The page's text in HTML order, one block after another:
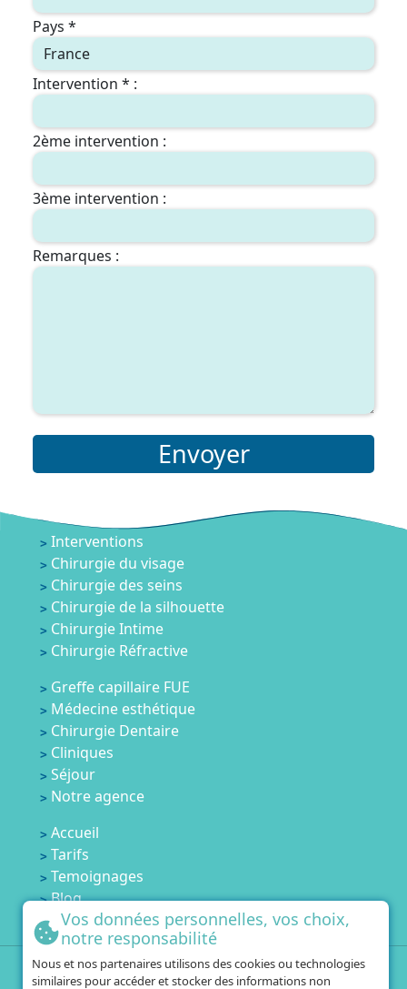
Pays *
Intervention * :
2ème intervention :
3ème intervention :
Remarques :
Envoyer
Interventions
Chirurgie du visage
Chirurgie des seins
Chirurgie de la silhouette
Chirurgie Intime
Chirurgie Réfractive
Greffe capillaire FUE
Médecine esthétique
Chirurgie Dentaire
Cliniques
Séjour
Notre agence
Accueil
Tarifs
Temoignages
Blog
Contactez-nous
+33 1 84 80 60 67
Vos données personnelles, vos choix,
notre responsabilité
Nous et nos partenaires utilisons des cookies ou technologies
similaires pour accéder et stocker des informations non